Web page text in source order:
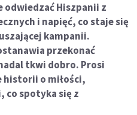
odwiedzać Hiszpanii z
i napięć, co staje się
kampanii.
przekonać
tkwi dobro. Prosi
historii o miłości,
co spotyka się z